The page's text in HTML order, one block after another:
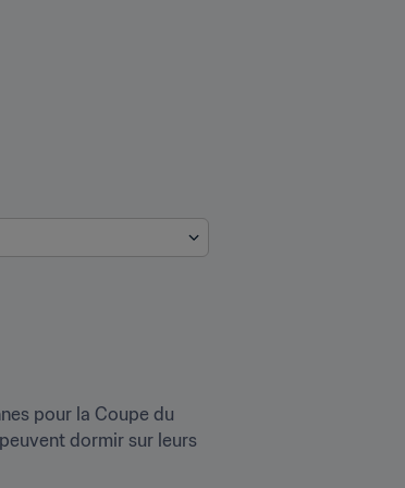
pour la Coupe du
dormir sur leurs